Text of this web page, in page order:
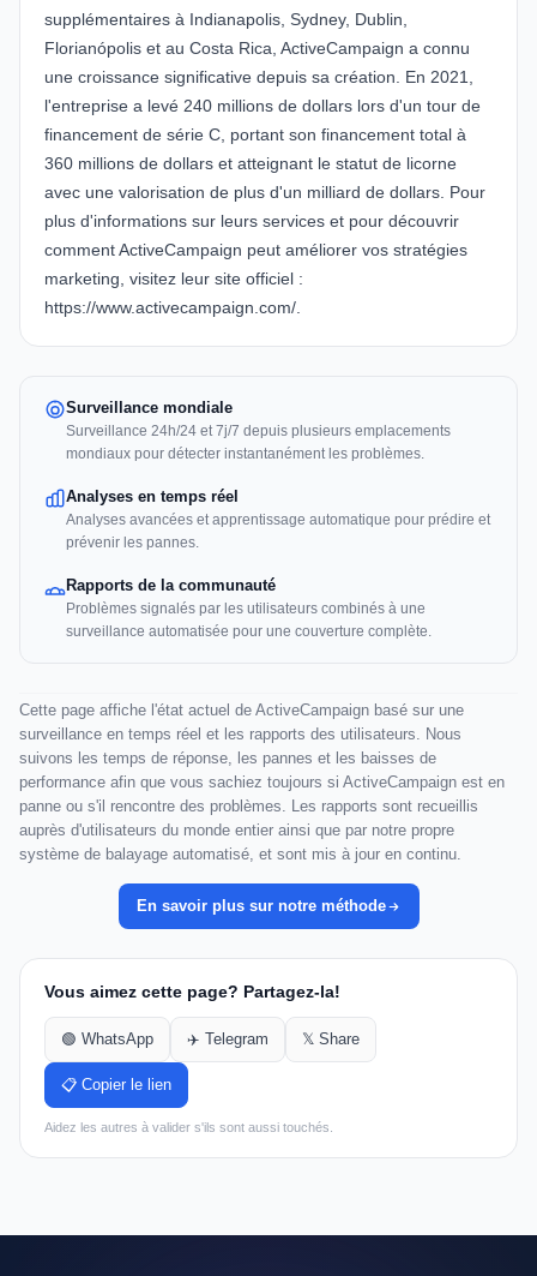
supplémentaires à Indianapolis, Sydney, Dublin,
Florianópolis et au Costa Rica, ActiveCampaign a connu
une croissance significative depuis sa création. En 2021,
l'entreprise a levé 240 millions de dollars lors d'un tour de
financement de série C, portant son financement total à
360 millions de dollars et atteignant le statut de licorne
avec une valorisation de plus d'un milliard de dollars. Pour
plus d'informations sur leurs services et pour découvrir
comment ActiveCampaign peut améliorer vos stratégies
marketing, visitez leur site officiel :
https://www.activecampaign.com/.
Surveillance mondiale
Surveillance 24h/24 et 7j/7 depuis plusieurs emplacements
mondiaux pour détecter instantanément les problèmes.
Analyses en temps réel
Analyses avancées et apprentissage automatique pour prédire et
prévenir les pannes.
Rapports de la communauté
Problèmes signalés par les utilisateurs combinés à une
surveillance automatisée pour une couverture complète.
Cette page affiche l'état actuel de ActiveCampaign basé sur une
surveillance en temps réel et les rapports des utilisateurs. Nous
suivons les temps de réponse, les pannes et les baisses de
performance afin que vous sachiez toujours si ActiveCampaign est en
panne ou s'il rencontre des problèmes. Les rapports sont recueillis
auprès d'utilisateurs du monde entier ainsi que par notre propre
système de balayage automatisé, et sont mis à jour en continu.
En savoir plus sur notre méthode
Vous aimez cette page? Partagez-la!
🟢 WhatsApp ✈️ Telegram 𝕏 Share
📋 Copier le lien
Aidez les autres à valider s'ils sont aussi touchés.